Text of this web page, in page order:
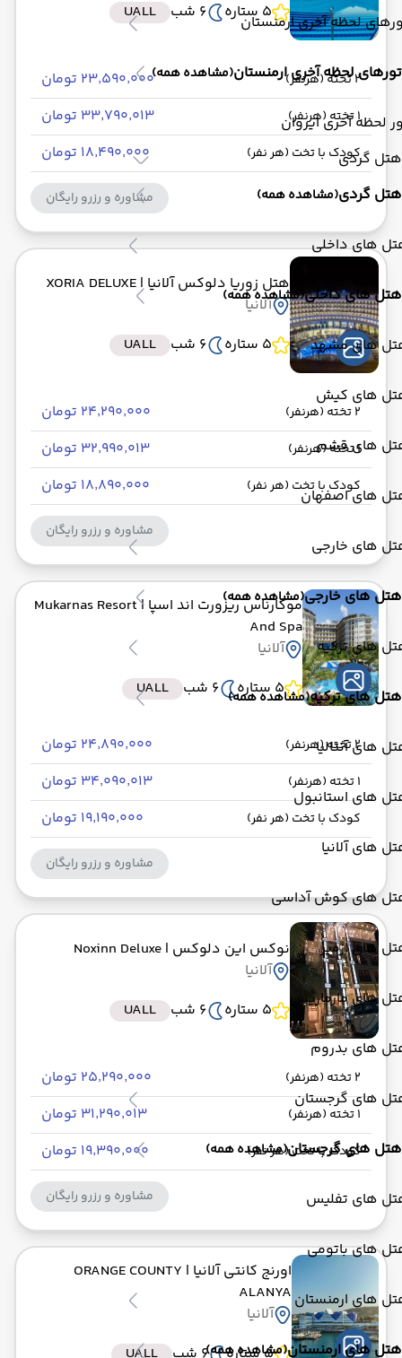
لحظه آخری ارمنستان
تورهای لحظه آخری ارمنستان(مشاهده همه)
لحظه آخری ایروان
هتل گردی
هتل گردی(مشاهده همه)
های داخلی
هتل های داخلی(مشاهده همه)
های مشهد
های کیش
های قشم
های اصفهان
های خارجی
هتل های خارجی(مشاهده همه)
های ترکیه
هتل های ترکیه(مشاهده همه)
های آنتالیا
های استانبول
های آلانیا
های کوش آداسی
های ازمیر
های مارماریس
های بدروم
های گرجستان
هتل های گرجستان(مشاهده همه)
های تفلیس
های باتومی
های ارمنستان
هتل های ارمنستان(مشاهده همه)
5 ستاره
6 شب UALL
2 تخته (هرنفر) ۲۳٬۵۹۰٬۰۰۰ تومان
1 تخته (هرنفر) ۳۳٬۷۹۰٬۰۱۳ تومان
کودک با تخت (هر نفر) ۱۸٬۴۹۰٬۰۰۰ تومان
مشاوره و رزرو رایگان
هتل زوریا دلوکس آلانیا| XORIA DELUXE
آلانیا
5 ستاره
6 شب UALL
2 تخته (هرنفر) ۲۴٬۲۹۰٬۰۰۰ تومان
1 تخته (هرنفر) ۳۲٬۹۹۰٬۰۱۳ تومان
کودک با تخت (هر نفر) ۱۸٬۸۹۰٬۰۰۰ تومان
مشاوره و رزرو رایگان
موکارناس ریزورت اند اسپا | Mukarnas Resort
And Spa
آلانیا
5 ستاره
6 شب UALL
2 تخته (هرنفر) ۲۴٬۸۹۰٬۰۰۰ تومان
1 تخته (هرنفر) ۳۴٬۰۹۰٬۰۱۳ تومان
کودک با تخت (هر نفر) ۱۹٬۱۹۰٬۰۰۰ تومان
مشاوره و رزرو رایگان
نوکس این دلوکس | Noxinn Deluxe
آلانیا
5 ستاره
6 شب UALL
2 تخته (هرنفر) ۲۵٬۲۹۰٬۰۰۰ تومان
1 تخته (هرنفر) ۳۱٬۲۹۰٬۰۱۳ تومان
کودک با تخت (هر نفر) ۱۹٬۳۹۰٬۰۰۰ تومان
مشاوره و رزرو رایگان
اورنج کانتی آلانیا | ORANGE COUNTY
ALANYA
آلانیا